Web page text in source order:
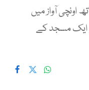
آواز میں
ایک مسجد کے